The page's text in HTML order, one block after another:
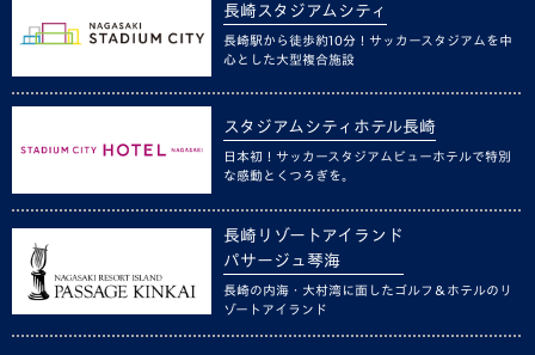
長崎スタジアムシティ
長崎駅から徒歩約10分！サッカースタジアムを中
心とした大型複合施設
スタジアムシティホテル長崎
日本初！サッカースタジアムビューホテルで特別
な感動とくつろぎを。
長崎リゾートアイランド
パサージュ琴海
長崎の内海・大村湾に面したゴルフ＆ホテルのリ
ゾートアイランド